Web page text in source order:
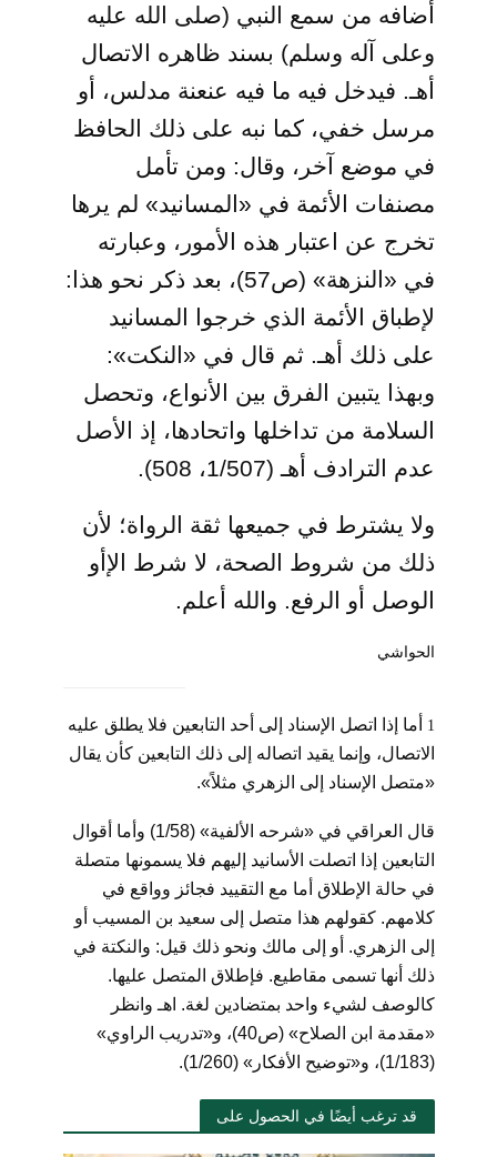
أضافه من سمع النبي (صلى الله عليه
وعلى آله وسلم) بسند ظاهره الاتصال
أهـ. فيدخل فيه ما فيه عنعنة مدلس، أو
مرسل خفي، كما نبه على ذلك الحافظ
في موضع آخر، وقال: ومن تأمل
مصنفات الأئمة في «المسانيد» لم يرها
تخرج عن اعتبار هذه الأمور، وعبارته
في «النزهة» (ص57)، بعد ذكر نحو هذا:
لإطباق الأئمة الذي خرجوا المسانيد
على ذلك أهـ. ثم قال في «النكت»:
وبهذا يتبين الفرق بين الأنواع، وتحصل
السلامة من تداخلها واتحادها، إذ الأصل
عدم الترادف أهـ (1/507، 508).
ولا يشترط في جميعها ثقة الرواة؛ لأن
ذلك من شروط الصحة، لا شرط الإأو
الوصل أو الرفع. والله أعلم.
الحواشي
1
أما إذا اتصل الإسناد إلى أحد التابعين فلا يطلق عليه
الاتصال، وإنما يقيد اتصاله إلى ذلك التابعين كأن يقال
«متصل الإسناد إلى الزهري مثلاً».
قال العراقي في «شرحه الألفية» (1/58) وأما أقوال
التابعين إذا اتصلت الأسانيد إليهم فلا يسمونها متصلة
في حالة الإطلاق أما مع التقييد فجائز وواقع في
كلامهم. كقولهم هذا متصل إلى سعيد بن المسيب أو
إلى الزهري. أو إلى مالك ونحو ذلك قيل: والنكتة في
ذلك أنها تسمى مقاطيع. فإطلاق المتصل عليها.
كالوصف لشيء واحد بمتضادين لغة. اهـ وانظر
«مقدمة ابن الصلاح» (ص40)، و«تدريب الراوي»
(1/183)، و«توضيح الأفكار» (1/260).
قد ترغب أيضًا في الحصول على